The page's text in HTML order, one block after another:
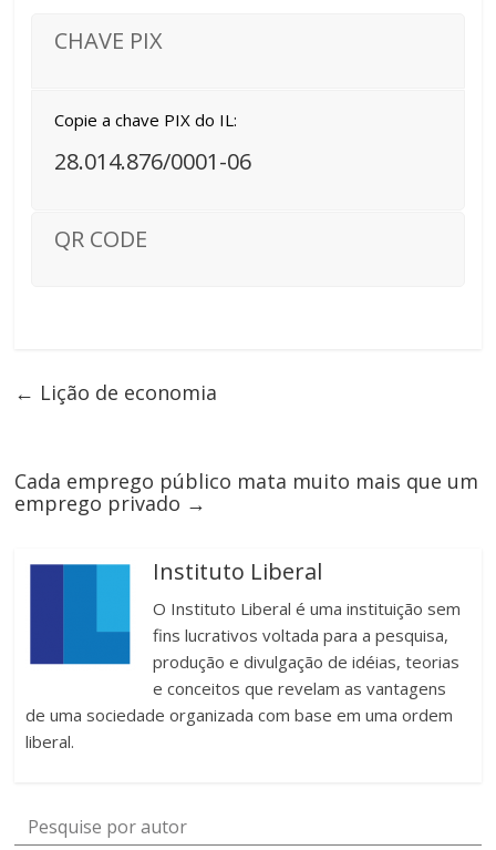
CHAVE PIX
Copie a chave PIX do IL:
28.014.876/0001-06
QR CODE
← Lição de economia
Cada emprego público mata muito mais que um
emprego privado →
Instituto Liberal
O Instituto Liberal é uma instituição sem
fins lucrativos voltada para a pesquisa,
produção e divulgação de idéias, teorias
e conceitos que revelam as vantagens
de uma sociedade organizada com base em uma ordem
liberal.
Pesquise por autor